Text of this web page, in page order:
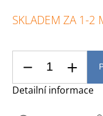
SKLADEM ZA 1-2
Detailní informace